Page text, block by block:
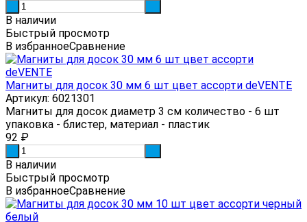
В наличии
Быстрый просмотр
В избранноеСравнение
Магниты для досок 30 мм 6 шт цвет ассорти deVENTE
Артикул: 6021301
Магниты для досок диаметр 3 см количество - 6 шт
упаковка - блистер, материал - пластик
92 ₽
В наличии
Быстрый просмотр
В избранноеСравнение